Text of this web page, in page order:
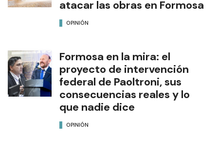
atacar las obras en Formosa
OPINIÓN
Formosa en la mira: el
proyecto de intervención
federal de Paoltroni, sus
consecuencias reales y lo
que nadie dice
OPINIÓN